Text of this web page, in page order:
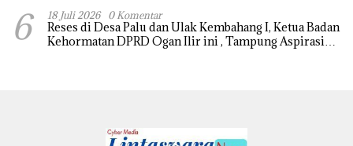
6 18 Juli 2026 0 Komentar
Reses di Desa Palu dan Ulak Kembahang I, Ketua Badan
Kehormatan DPRD Ogan Ilir ini , Tampung Aspirasi